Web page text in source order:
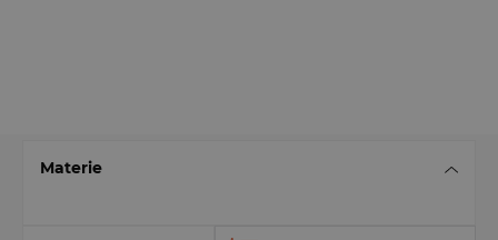
Materie